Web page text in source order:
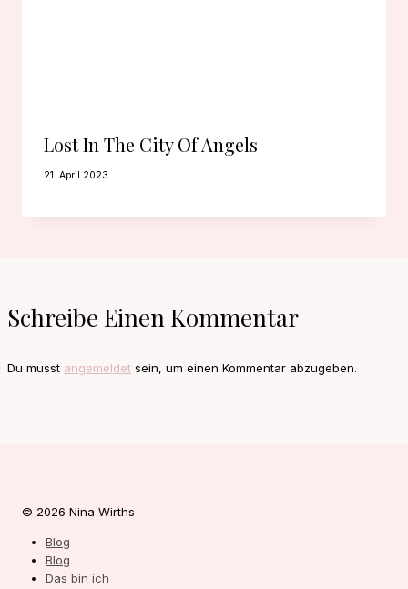
Lost In The City Of Angels
21. April 2023
Schreibe Einen Kommentar
Du musst angemeldet sein, um einen Kommentar abzugeben.
© 2026 Nina Wirths
Blog
Blog
Das bin ich